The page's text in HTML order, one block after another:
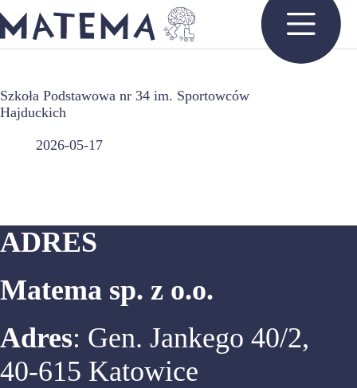
do
treści
Szkoła Podstawowa nr 34 im. Sportowców
Hajduckich
2026-05-17
ADRES
Matema sp. z o.o.
Adres: Gen. Jankego 40/2,
40-615 Katowice